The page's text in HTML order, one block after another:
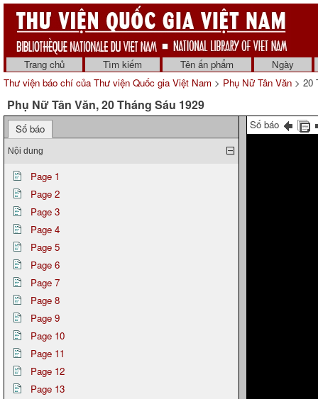
Trang chủ Tìm kiếm Tên ấn phẩm
Ngày
Thư viện báo chí của Thư viện Quốc gia Việt Nam > Phụ Nữ Tân Văn > 20
Phụ Nữ Tân Văn, 20 Tháng Sáu 1929
Số báo
Nội dung
Page 1
Page 2
Page 3
Page 4
Page 5
Page 6
Page 7
Page 8
Page 9
Page 10
Page 11
Page 12
Page 13
Số báo